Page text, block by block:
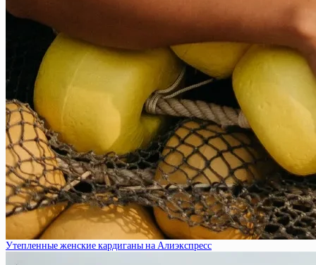
Утепленные женские кардиганы на Алиэкспресс